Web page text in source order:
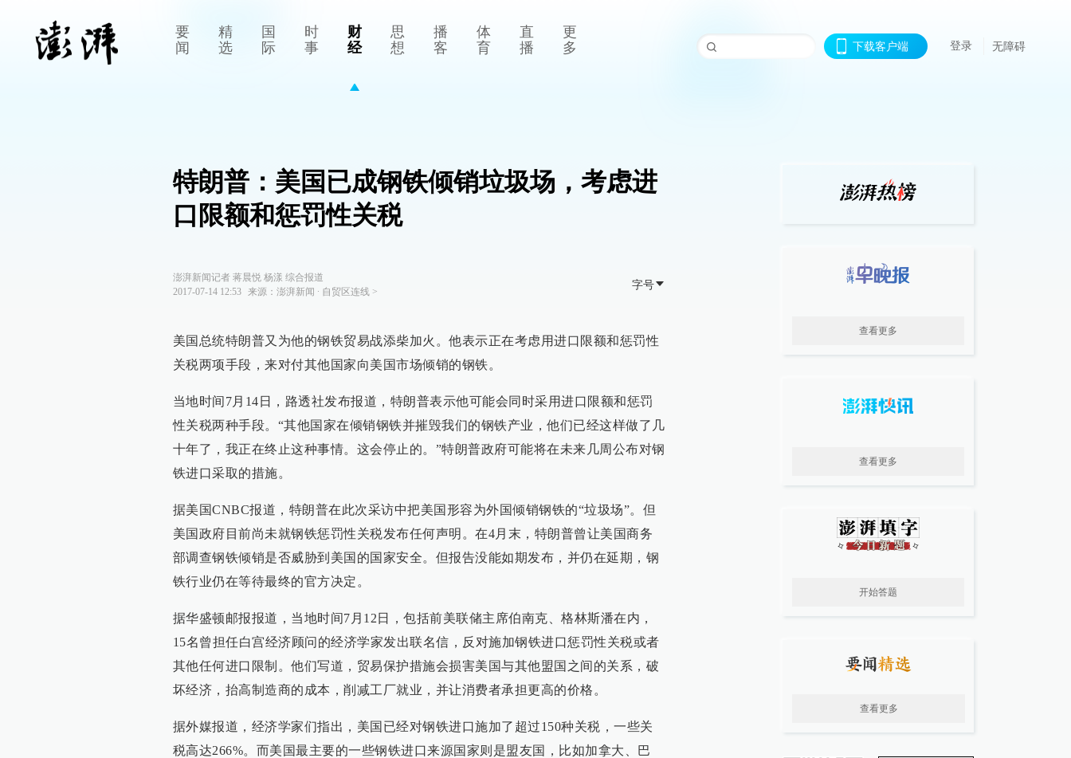
要
闻
精
选
国
际
时
事
财
经
思
想
播
客
体
育
直
播
更
多
下载客户端 登录 无障碍
特朗普：美国已成钢铁倾销垃圾场，考虑进
口限额和惩罚性关税
澎湃新闻记者 蒋晨悦 杨漾 综合报道
2017-07-14 12:53
来源： 澎湃新闻 ∙ 自贸区连线>
字号
美国总统特朗普又为他的钢铁贸易战添柴加火。他表示正在考虑用进口限额和惩罚性
关税两项手段，来对付其他国家向美国市场倾销的钢铁。
当地时间7月14日，路透社发布报道，特朗普表示他可能会同时采用进口限额和惩罚
性关税两种手段。“其他国家在倾销钢铁并摧毁我们的钢铁产业，他们已经这样做了几
十年了，我正在终止这种事情。这会停止的。”特朗普政府可能将在未来几周公布对钢
铁进口采取的措施。
据美国CNBC报道，特朗普在此次采访中把美国形容为外国倾销钢铁的“垃圾场”。但
美国政府目前尚未就钢铁惩罚性关税发布任何声明。在4月末，特朗普曾让美国商务
部调查钢铁倾销是否威胁到美国的国家安全。但报告没能如期发布，并仍在延期，钢
铁行业仍在等待最终的官方决定。
据华盛顿邮报报道，当地时间7月12日，包括前美联储主席伯南克、格林斯潘在内，
15名曾担任白宫经济顾问的经济学家发出联名信，反对施加钢铁进口惩罚性关税或者
其他任何进口限制。他们写道，贸易保护措施会损害美国与其他盟国之间的关系，破
坏经济，抬高制造商的成本，削减工厂就业，并让消费者承担更高的价格。
据外媒报道，经济学家们指出，美国已经对钢铁进口施加了超过150种关税，一些关
税高达266%。而美国最主要的一些钢铁进口来源国家则是盟友国，比如加拿大、巴
查看更多
查看更多
开始答题
查看更多